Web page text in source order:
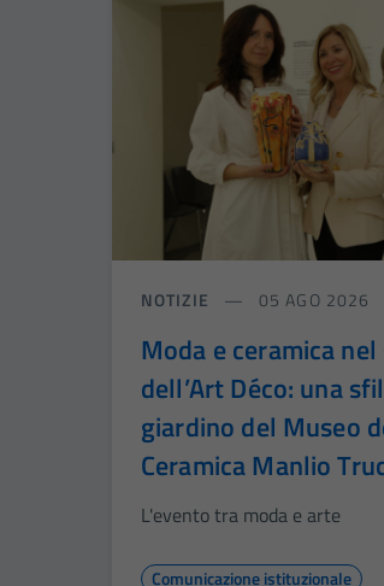
NOTIZIE 05 AGO 2026
Moda e ceramica
dell’Art Déco: una
giardino del Museo
Ceramica Manlio
L'evento tra moda e arte
Comunicazione istituzionale